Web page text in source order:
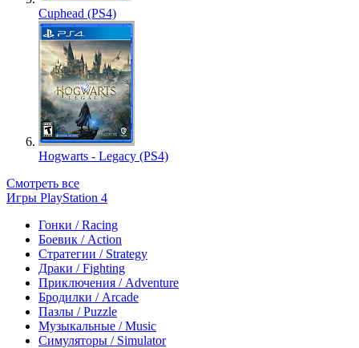
Cuphead (PS4)
Hogwarts - Legacy (PS4)
Смотреть все
Игры PlayStation 4
Гонки / Racing
Боевик / Action
Стратегии / Strategy
Драки / Fighting
Приключения / Adventure
Бродилки / Arcade
Пазлы / Puzzle
Музыкальные / Music
Симуляторы / Simulator